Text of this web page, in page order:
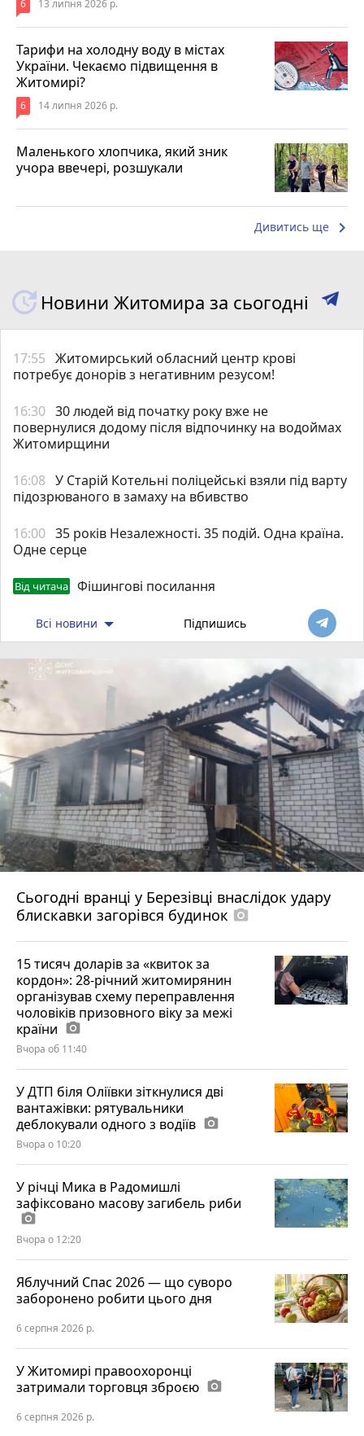
6 13 липня 2026 р.
Тарифи на холодну воду в містах
України. Чекаємо підвищення в
Житомирі?
6 14 липня 2026 р.
Маленького хлопчика, який зник
учора ввечері, розшукали
Дивитись ще keyboard_arrow_right
Новини Житомира за сьогодні
17:55 Житомирський обласний центр крові
потребує донорів з негативним резусом!
16:30 30 людей від початку року вже не
повернулися додому після відпочинку на водоймах
Житомирщини
16:08 У Старій Котельні поліцейські взяли під варту
підозрюваного в замаху на вбивство
16:00 35 років Незалежності. 35 подій. Одна країна.
Одне серце
Від читача Фішингові посилання
Всі новини Підпишись
Сьогодні вранці у Березівці внаслідок удару
блискавки загорівся будинок photo_camera
15 тисяч доларів за «квиток за
кордон»: 28-річний житомирянин
організував схему переправлення
чоловіків призовного віку за межі
країни photo_camera
Вчора об 11:40
У ДТП біля Оліївки зіткнулися дві
вантажівки: рятувальники
деблокували одного з водіїв photo_camera
Вчора о 10:20
У річці Мика в Радомишлі
зафіксовано масову загибель риби
photo_camera
Вчора о 12:20
Яблучний Спас 2026 — що суворо
заборонено робити цього дня
6 серпня 2026 р.
У Житомирі правоохоронці
затримали торговця зброєю photo_camera
6 серпня 2026 р.